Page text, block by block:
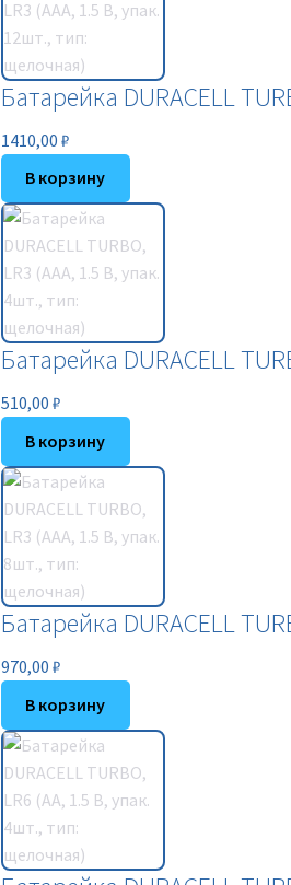
Батарейка DURACELL
1410,00 ₽
В корзину
Батарейка DURACELL
510,00 ₽
В корзину
Батарейка DURACELL
970,00 ₽
В корзину